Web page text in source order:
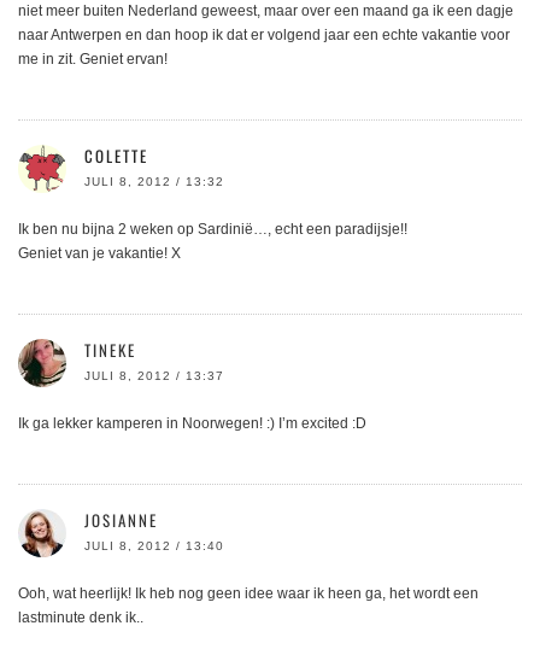
niet meer buiten Nederland geweest, maar over een maand ga ik een dagje
naar Antwerpen en dan hoop ik dat er volgend jaar een echte vakantie voor
me in zit. Geniet ervan!
COLETTE
JULI 8, 2012 / 13:32
Ik ben nu bijna 2 weken op Sardinië…, echt een paradijsje!!
Geniet van je vakantie! X
TINEKE
JULI 8, 2012 / 13:37
Ik ga lekker kamperen in Noorwegen! :) I’m excited :D
JOSIANNE
JULI 8, 2012 / 13:40
Ooh, wat heerlijk! Ik heb nog geen idee waar ik heen ga, het wordt een
lastminute denk ik..